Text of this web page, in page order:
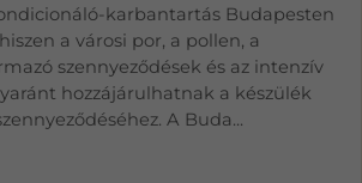
karbantartás Budapesten
a városi por, a pollen, a
szennyeződések és az intenzív
hozzájárulhatnak a készülék
A Buda...